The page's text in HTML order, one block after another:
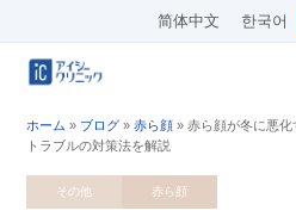
简体中文 한국어
ホーム » ブログ » 赤ら顔 » 赤ら顔が冬に悪
トラブルの対策法を解説
その他 赤ら顔